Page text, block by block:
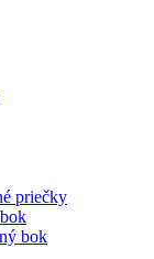
priečky
bok